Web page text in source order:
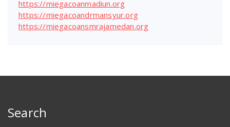
https://miegacoanmadiun.org
https://miegacoandrmansyur.org
https://miegacoansmrajamedan.org
Search